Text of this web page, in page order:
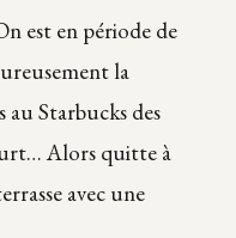
est en période de
la
Starbucks des
Alors quitte à
avec une